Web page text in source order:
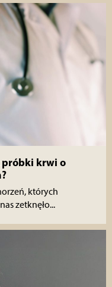
próbki krwi o
których
zetknęło...